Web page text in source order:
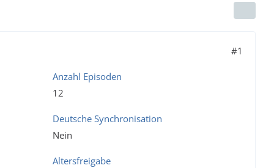
#1
Anzahl Episoden
12
Deutsche Synchronisation
Nein
Altersfreigabe